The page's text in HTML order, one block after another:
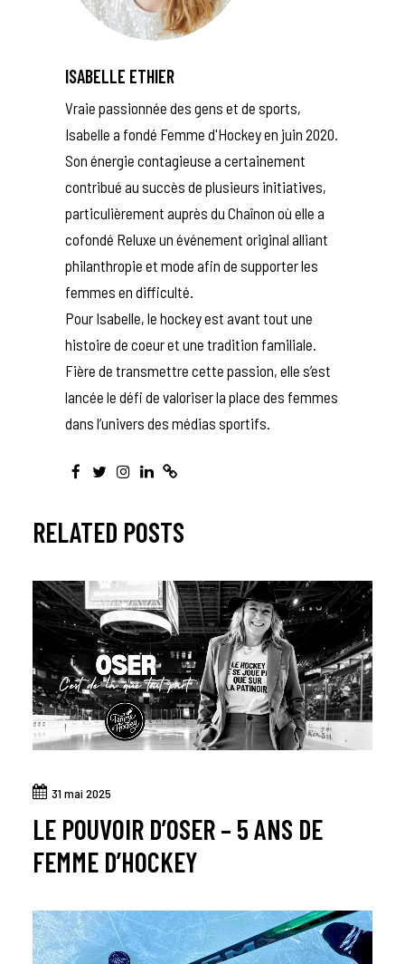
ISABELLE ETHIER
Vraie passionnée des gens et de sports,
Isabelle a fondé Femme d'Hockey en juin 2020.
Son énergie contagieuse a certainement
contribué au succès de plusieurs initiatives,
particulièrement auprès du Chaînon où elle a
cofondé Reluxe un événement original alliant
philanthropie et mode afin de supporter les
femmes en difficulté.
Pour Isabelle, le hockey est avant tout une
histoire de coeur et une tradition familiale.
Fière de transmettre cette passion, elle s’est
lancée le défi de valoriser la place des femmes
dans l’univers des médias sportifs.
RELATED POSTS
31 mai 2025
LE POUVOIR D’OSER – 5 ANS DE
FEMME D’HOCKEY